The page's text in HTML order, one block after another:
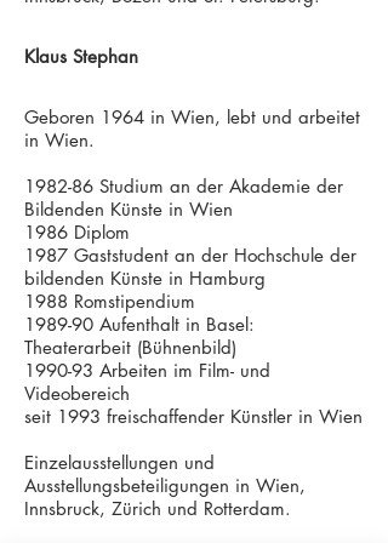
Klaus Stephan
Geboren 1964 in Wien, lebt und arbeitet
in Wien.
1982-86 Studium an der Akademie der
Bildenden Künste in Wien
1986 Diplom
1987 Gaststudent an der Hochschule der
bildenden Künste in Hamburg
1988 Romstipendium
1989-90 Aufenthalt in Basel:
Theaterarbeit (Bühnenbild)
1990-93 Arbeiten im Film- und
Videobereich
seit 1993 freischaffender Künstler in Wien
Einzelausstellungen und
Ausstellungsbeteiligungen in Wien,
Innsbruck, Zürich und Rotterdam.